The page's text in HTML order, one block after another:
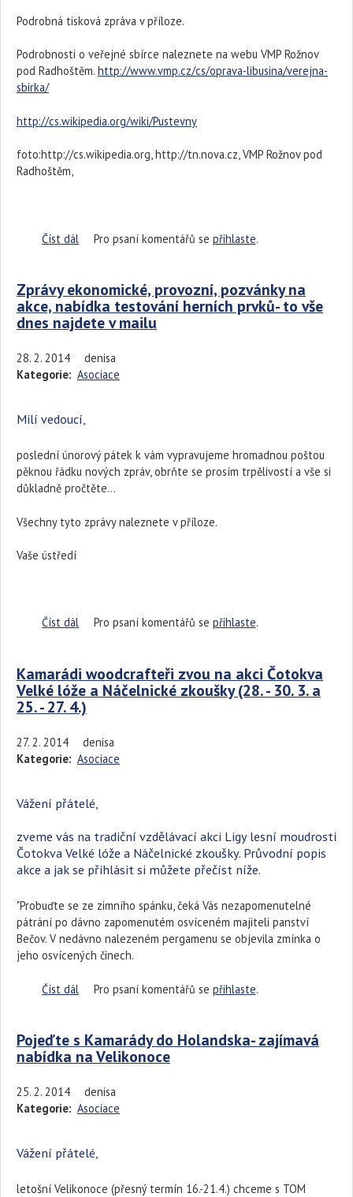
Podrobná tisková zpráva v příloze.
Podrobnosti o veřejné sbírce naleznete na webu VMP Rožnov
pod Radhoštěm. http://www.vmp.cz/cs/oprava-libusina/verejna-
sbirka/
http://cs.wikipedia.org/wiki/Pustevny
foto:http://cs.wikipedia.org, http://tn.nova.cz, VMP Rožnov pod
Radhoštěm,
Číst dál Pomůžeme, vážení kolegové vedoucí, s obnovou
Pro psaní komentářů se přihlaste.
Zprávy ekonomické, provozní, pozvánky na
akce, nabídka testování herních prvků- to vše
dnes najdete v mailu
28. 2. 2014
denisa
Kategorie: Asociace
Milí vedoucí,
poslední únorový pátek k vám vypravujeme hromadnou poštou
pěknou řádku nových zpráv, obrňte se prosím trpělivostí a vše si
důkladně pročtěte...
Všechny tyto zprávy naleznete v příloze.
Vaše ústředí
Číst dál Zprávy ekonomické, provozní, pozvánky na akce,
Pro psaní komentářů se přihlaste.
Kamarádi woodcrafteři zvou na akci Čotokva
Velké lóže a Náčelnické zkoušky (28. - 30. 3. a
25. - 27. 4.)
27. 2. 2014
denisa
Kategorie: Asociace
Vážení přátelé,
zveme vás na tradiční vzdělávací akci Ligy lesní moudrosti
Čotokva Velké lóže a Náčelnické zkoušky. Průvodní popis
akce a jak se přihlásit si můžete přečíst níže.
"Probuďte se ze zimního spánku, čeká Vás nezapomenutelné
pátrání po dávno zapomenutém osvíceném majiteli panství
Bečov. V nedávno nalezeném pergamenu se objevila zmínka o
jeho osvícených činech.
Číst dál Kamarádi woodcrafteři zvou na akci Čotokva Velké lóže
Pro psaní komentářů se přihlaste.
Pojeďte s Kamarády do Holandska- zajímavá
nabídka na Velikonoce
25. 2. 2014
denisa
Kategorie: Asociace
Vážení přátelé,
letošní Velikonoce (přesný termín 16.-21.4.) chceme s TOM